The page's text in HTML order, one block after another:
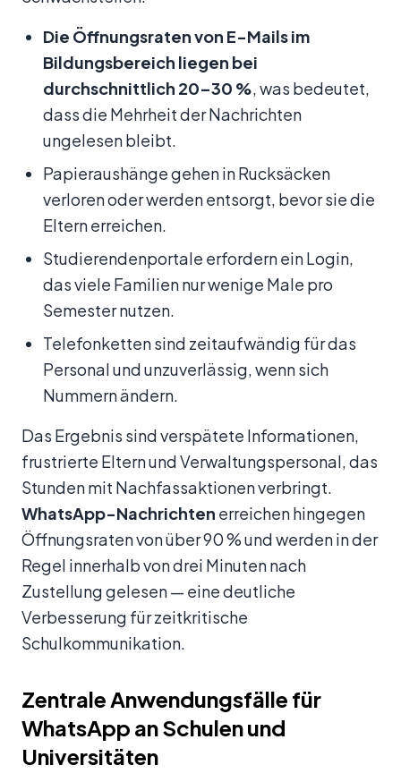
Die Öffnungsraten von E-Mails im
Bildungsbereich liegen bei
durchschnittlich 20–30 %, was bedeutet,
dass die Mehrheit der Nachrichten
ungelesen bleibt.
Papieraushänge gehen in Rucksäcken
verloren oder werden entsorgt, bevor sie die
Eltern erreichen.
Studierendenportale erfordern ein Login,
das viele Familien nur wenige Male pro
Semester nutzen.
Telefonketten sind zeitaufwändig für das
Personal und unzuverlässig, wenn sich
Nummern ändern.
Das Ergebnis sind verspätete Informationen,
frustrierte Eltern und Verwaltungspersonal, das
Stunden mit Nachfassaktionen verbringt.
WhatsApp-Nachrichten erreichen hingegen
Öffnungsraten von über 90 % und werden in der
Regel innerhalb von drei Minuten nach
Zustellung gelesen — eine deutliche
Verbesserung für zeitkritische
Schulkommunikation.
Zentrale Anwendungsfälle für
WhatsApp an Schulen und
Universitäten